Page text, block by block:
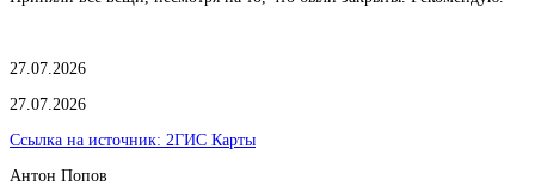
27.07.2026
27.07.2026
Ссылка на источник: 2ГИС Карты
Антон Попов